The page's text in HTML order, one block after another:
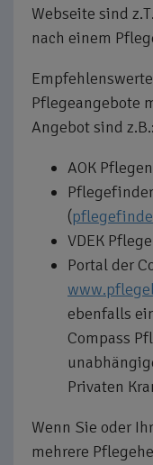
Webseite sind
nach einem
Pflegeangebote
Angebot sind z.B.:
AOK
(
VDEK
Portal der
ebenfalls
Compass
Privaten
Wenn Sie oder
mehrere